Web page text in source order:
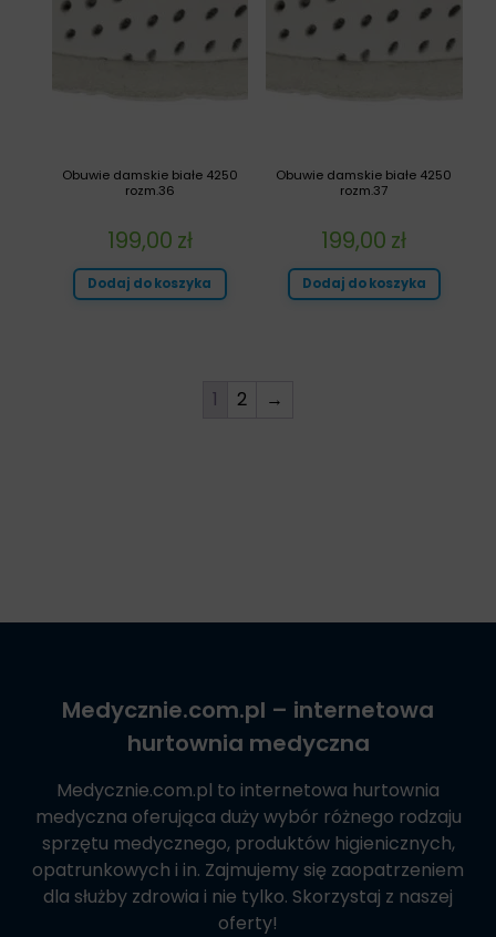
Obuwie damskie białe 4250
rozm.37
199,00 zł
Dodaj do koszyka
Obuwie damskie białe 4250
rozm.36
199,00 zł
Dodaj do koszyka
1 2 →
Medycznie.com.pl – internetowa
hurtownia medyczna
Medycznie.com.pl to internetowa hurtownia
medyczna oferująca duży wybór różnego rodzaju
sprzętu medycznego, produktów higienicznych,
opatrunkowych i in. Zajmujemy się zaopatrzeniem
dla służby zdrowia i nie tylko. Skorzystaj z naszej
oferty!